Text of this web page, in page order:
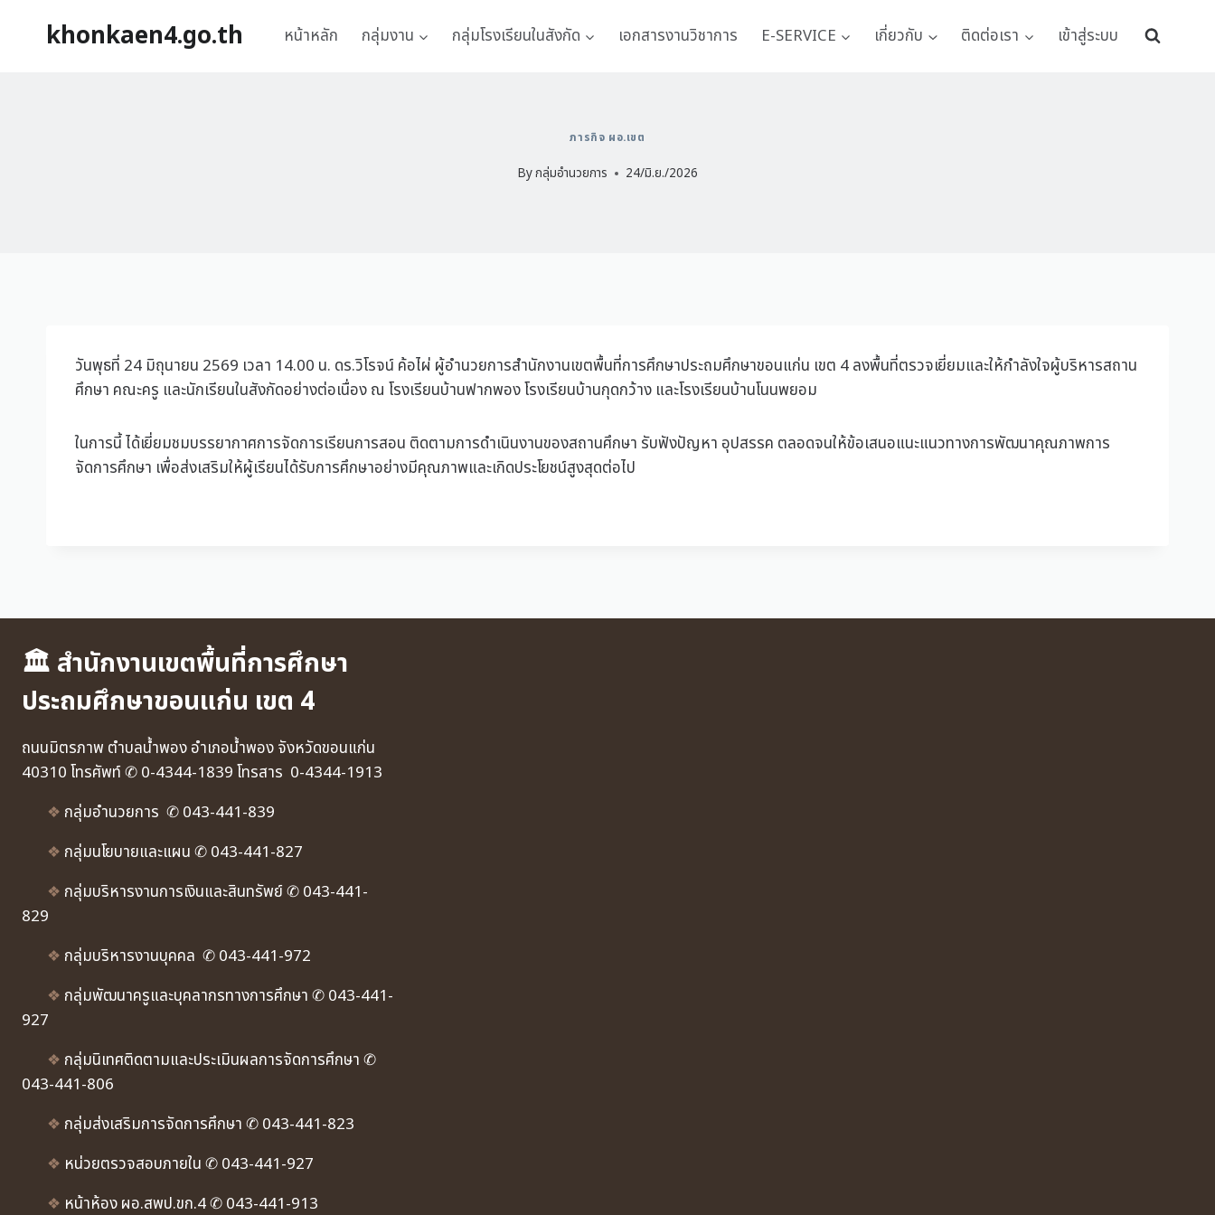
khonkaen4.go.th หน้าหลัก กลุ่มงาน กลุ่มโรงเรียนในสังกัด เอกสารงานวิชาการ E-SERVICE เกี่ยวกับ ติดต่อเรา เข้าสู่ระบบ
ภารกิจ ผอ.เขต
Byกลุ่มอำนวยการ 24/มิ.ย./2026
วันพุธที่ 24 มิถุนายน 2569 เวลา 14.00 น. ดร.วิโรจน์ ค้อไผ่ ผู้อำนวยการสำนักงานเขตพื้นที่การศึกษาประถมศึกษาขอนแก่น เขต 4 ลงพื้นที่ตรวจเยี่ยมและให้กำลังใจผู้บริหารสถาน
ศึกษา คณะครู และนักเรียนในสังกัดอย่างต่อเนื่อง ณ โรงเรียนบ้านฟากพอง โรงเรียนบ้านกุดกว้าง และโรงเรียนบ้านโนนพยอม
ในการนี้ ได้เยี่ยมชมบรรยากาศการจัดการเรียนการสอน ติดตามการดำเนินงานของสถานศึกษา รับฟังปัญหา อุปสรรค ตลอดจนให้ข้อเสนอแนะแนวทางการพัฒนาคุณภาพการ
จัดการศึกษา เพื่อส่งเสริมให้ผู้เรียนได้รับการศึกษาอย่างมีคุณภาพและเกิดประโยชน์สูงสุดต่อไป
🏛 สำนักงานเขตพื้นที่การศึกษา
ประถมศึกษาขอนแก่น เขต 4
ถนนมิตรภาพ ตำบลน้ำพอง อำเภอน้ำพอง จังหวัดขอนแก่น
40310 โทรศัพท์ ✆ 0-4344-1839 โทรสาร 0-4344-1913
❖ กลุ่มอำนวยการ ✆ 043-441-839
❖ กลุ่มนโยบายและแผน ✆ 043-441-827
❖ กลุ่มบริหารงานการเงินและสินทรัพย์ ✆ 043-441-
829
❖ กลุ่มบริหารงานบุคคล ✆ 043-441-972
❖ กลุ่มพัฒนาครูและบุคลากรทางการศึกษา ✆ 043-441-
927
❖ กลุ่มนิเทศติดตามและประเมินผลการจัดการศึกษา ✆
043-441-806
❖ กลุ่มส่งเสริมการจัดการศึกษา ✆ 043-441-823
❖ หน่วยตรวจสอบภายใน ✆ 043-441-927
❖ หน้าห้อง ผอ.สพป.ขก.4 ✆ 043-441-913